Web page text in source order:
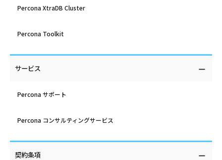
Percona XtraDB Cluster
Percona Toolkit
サービス
Percona サポート
Percona コンサルティングサービス
契約条項